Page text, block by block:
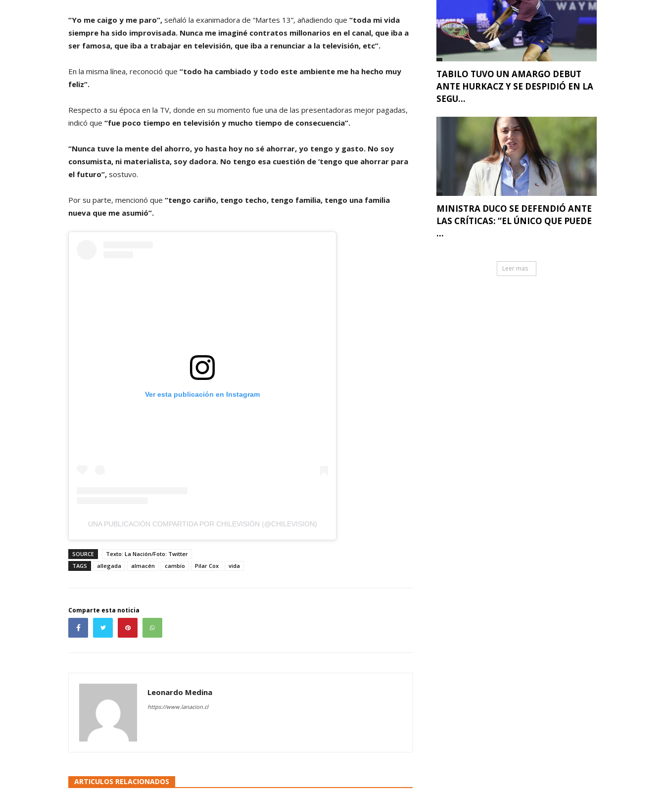
“Yo me caigo y me paro”, señaló la exanimadora de “Martes 13”, añadiendo que “toda mi vida
siempre ha sido improvisada. Nunca me imaginé contratos millonarios en el canal, que iba a
ser famosa, que iba a trabajar en televisión, que iba a renunciar a la televisión, etc”.
En la misma línea, reconoció que “todo ha cambiado y todo este ambiente me ha hecho muy
feliz”.
Respecto a su época en la TV, donde en su momento fue una de las presentadoras mejor pagadas,
indicó que “fue poco tiempo en televisión y mucho tiempo de consecuencia”.
“Nunca tuve la mente del ahorro, yo hasta hoy no sé ahorrar, yo tengo y gasto. No soy
consumista, ni materialista, soy dadora. No tengo esa cuestión de ‘tengo que ahorrar para
el futuro”, sostuvo.
Por su parte, mencionó que “tengo cariño, tengo techo, tengo familia, tengo una familia
nueva que me asumió”.
Ver esta publicación en Instagram
UNA PUBLICACIÓN COMPARTIDA POR CHILEVISIÓN (@CHILEVISION)
SOURCE
Texto: La Nación/Foto: Twitter
TAGS
allegada almacén cambio Pilar Cox vida
Comparte esta noticia
Leonardo Medina
https://www.lanacion.cl
ARTICULOS RELACIONADOS
TABILO TUVO UN AMARGO DEBUT
ANTE HURKACZ Y SE DESPIDIÓ EN LA
SEGU...
MINISTRA DUCO SE DEFENDIÓ ANTE
LAS CRÍTICAS: “EL ÚNICO QUE PUEDE
...
Leer mas